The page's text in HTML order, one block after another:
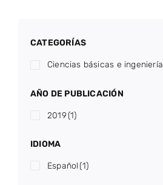
CATEGORÍAS
Ciencias básicas e ingeniería
AÑO DE PUBLICACIÓN
2019(1)
IDIOMA
Español (1)